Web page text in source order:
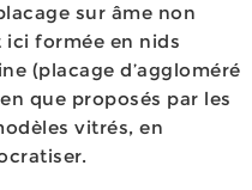
sur âme non
ici formée en nids
(placage d’aggloméré
que proposés par les
vitrés, en